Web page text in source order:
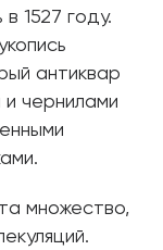
1527 году.
антиквар
и чернилами
множество,